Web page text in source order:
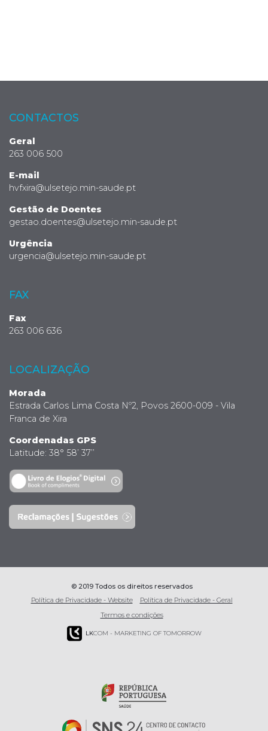
CONTACTOS
Geral
263 006 500
E-mail
hvfxira@ulsetejo.min-saude.pt
Gestão de Doentes
gestao.doentes@ulsetejo.min-saude.pt
Urgência
urgencia@ulsetejo.min-saude.pt
FAX
Fax
263 006 636
LOCALIZAÇÃO
Morada
Estrada Carlos Lima Costa Nº2, Povos 2600-009 - Vila
Franca de Xira
Coordenadas GPS
Latitude: 38° 58’ 37’’
© 2019 Todos os direitos reservados
Política de Privacidade - Website
Política de Privacidade - Geral
Termos e condições
LKCOM - MARKETING OF TOMORROW